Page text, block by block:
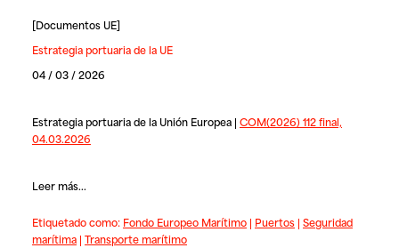
[Documentos UE]
Estrategia portuaria de la UE
04 / 03 / 2026
Estrategia portuaria de la Unión Europea | COM(2026) 112 final,
04.03.2026
Leer más...
Etiquetado como: Fondo Europeo Marítimo| Puertos| Seguridad
marítima| Transporte marítimo